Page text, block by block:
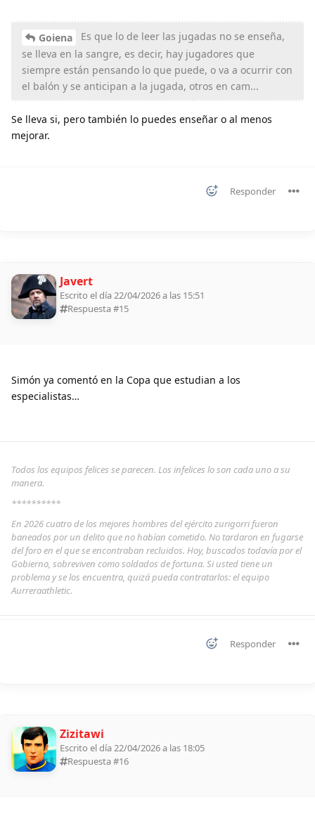
Goiena
Es que lo de leer las jugadas no se enseña,
se lleva en la sangre, es decir, hay jugadores que
siempre están pensando lo que puede, o va a ocurrir con
el balón y se anticipan a la jugada, otros en cam...
Se lleva si, pero también lo puedes enseñar o al menos
mejorar.
Responder
Javert
Escrito el día 22/04/2026 a las 15:51
Respuesta #15
Simón ya comentó en la Copa que estudian a los
especialistas…
Todos los equipos felices se parecen. Los infelices lo son cada uno a su
manera.
**********
En 2026 cuatro de los mejores hombres del ejército zurigorri fueron
baneados por un delito que no habían cometido. No tardaron en fugarse
del foro en el que se encontraban recluidos. Hoy, buscados todavía por el
Gobierno, sobreviven como soldados de fortuna. Si usted tiene un
problema y se los encuentra, quizá pueda contratarlos: el equipo
Aurreraathletic.
Responder
Zizitawi
Escrito el día 22/04/2026 a las 18:05
Respuesta #16